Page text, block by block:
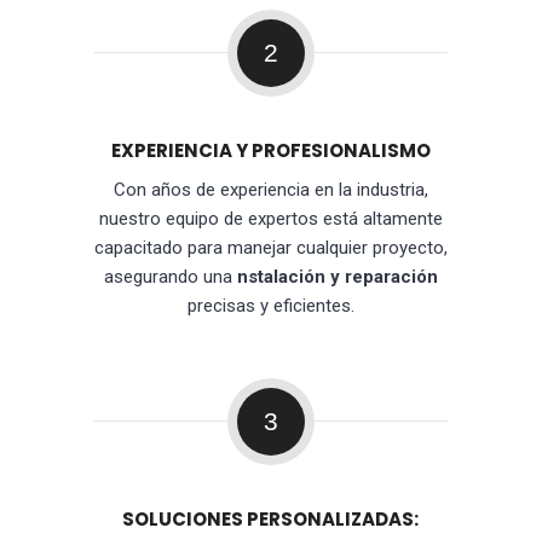
2
EXPERIENCIA Y PROFESIONALISMO
Con años de experiencia en la industria,
nuestro equipo de expertos está altamente
capacitado para manejar cualquier proyecto,
asegurando una nstalación y reparación
precisas y eficientes.
3
SOLUCIONES PERSONALIZADAS: